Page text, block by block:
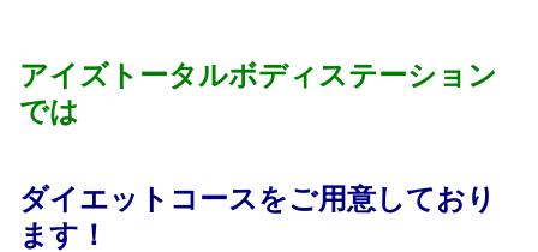
アイズトータルボディステーション
では
ダイエットコースをご用意しており
ます！